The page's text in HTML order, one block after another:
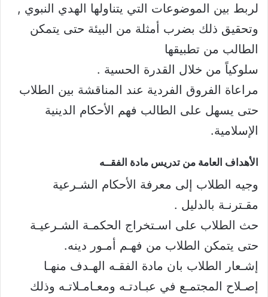
لربط بين الموضوعات التي يتناولها الهدي النبوي ,
وتحقيق ذلك بضرب أمثلة من البيئة حتى يتمكن
الطالب من تطبيقها
سلوكياً من خلال القدرة الحسية .
مراعاة الفروق الفردية عند المناقشة بين الطلاب
حتى يسهل على الطالب فهم الأحكام الدينية
الإسلامية.
الأهداف العامة من تدريس مادة الفقــه​
وجيه الطلاب إلى معرفة الأحكام الشـرعية
مقـترنـة بالدليل .
حث الطلاب على اسـتخراج الحكمـة الشـرعيـة
حتى يتمكن الطلاب من فهـم أمـور دينه.
إشـعار الطلاب بان مادة الفقـه الهـدف منهـا
إصـلاح المجتمـع في عبـادتـه ومعـامـلاتـه وذلك